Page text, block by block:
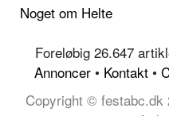
Noget om Helte
Foreløbig 26.647
Annoncer • Kontakt •
Copyright © festabc.dk